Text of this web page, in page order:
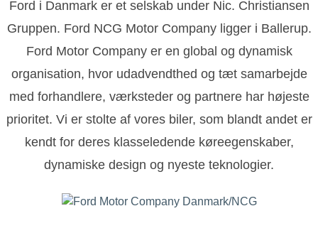
Ford i Danmark er et selskab under Nic. Christiansen
Gruppen. Ford NCG Motor Company ligger i Ballerup.
Ford Motor Company er en global og dynamisk
organisation, hvor udadvendthed og tæt samarbejde
med forhandlere, værksteder og partnere har højeste
prioritet. Vi er stolte af vores biler, som blandt andet er
kendt for deres klasseledende køreegenskaber,
dynamiske design og nyeste teknologier.